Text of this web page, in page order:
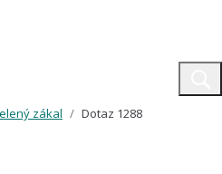
zákal Dotaz 1288